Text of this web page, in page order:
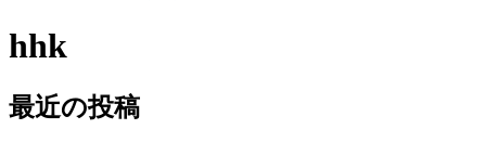
hhk
最近の投稿